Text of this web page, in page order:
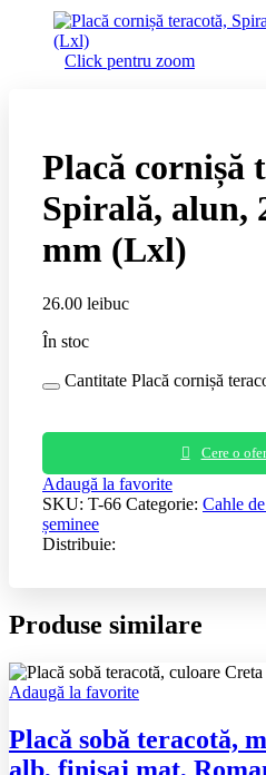
Click pentru zoom
Placă cornișă
Spirală, alun,
mm (Lxl)
26.00 leibuc
În stoc
Cantitate Placă cornișă
Cere o
Adaugă la favorite
SKU: T-66 Categorie: Cahle
șeminee
Distribuie:
Produse similare
Adaugă la favorite
Placă sobă teracotă,
alb, finisaj mat,